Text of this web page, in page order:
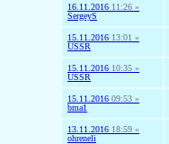
16.11.2016 11:26 »
SergeyS
15.11.2016 13:01 »
USSR
15.11.2016 10:35 »
USSR
15.11.2016 09:53 »
bma1
13.11.2016 18:59 »
ohreneli